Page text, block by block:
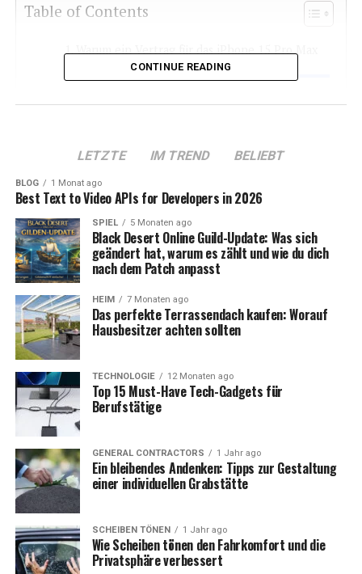
Table of Contents
Warum ein Vertrag für das iPhone 15 Pro Max
sinnvoll ist
3. Robustes Design
4. Brillantes Display
Die besten Anbieter für iPhone 15 Pro Max
Verträge
1. Telekom
2. Vodafone
Worauf Sie bei einem Vertrag achten sollten
2. Inklusivleistungen
3. Netzqualität
Finanzierung ohne Vertrag: Eine Alternative?
Fazit: Das iPhone 15 Pro Max mit Vertrag
CONTINUE READING
LETZTE IM TREND BELIEBT
BLOG 1 Monat ago
Best Text to Video APIs for Developers in 2026
SPIEL 5 Monaten ago
Black Desert Online Guild-Update: Was sich
geändert hat, warum es zählt und wie du dich
nach dem Patch anpasst
HEIM 7 Monaten ago
Das perfekte Terrassendach kaufen: Worauf
Hausbesitzer achten sollten
TECHNOLOGIE 12 Monaten ago
Top 15 Must-Have Tech-Gadgets für
Berufstätige
GENERAL CONTRACTORS 1 Jahr ago
Ein bleibendes Andenken: Tipps zur Gestaltung
einer individuellen Grabstätte
SCHEIBEN TÖNEN 1 Jahr ago
Wie Scheiben tönen den Fahrkomfort und die
Privatsphäre verbessert